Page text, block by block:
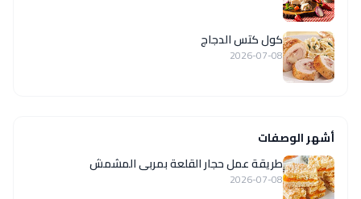
كول كتس الدجاج
2026-07-08
أشهر الوصفات
طريقة عمل حجار القلعة بمربى المشمش
2026-07-08